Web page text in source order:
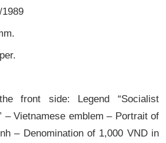
front side: Legend “Socialist
– Vietnamese emblem – Portrait of
– Denomination of 1,000 VND in